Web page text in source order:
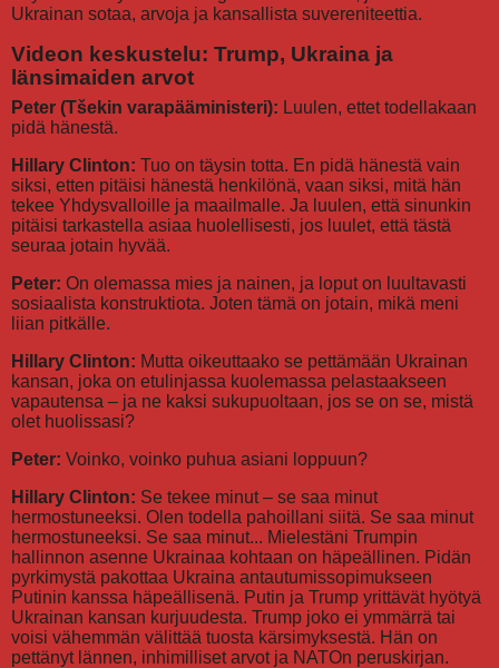
Ukrainan sotaa, arvoja ja kansallista suvereniteettia.
Videon keskustelu: Trump, Ukraina ja
länsimaiden arvot
Peter (Tšekin varapääministeri): Luulen, ettet todellakaan
pidä hänestä.
Hillary Clinton: Tuo on täysin totta. En pidä hänestä vain
siksi, etten pitäisi hänestä henkilönä, vaan siksi, mitä hän
tekee Yhdysvalloille ja maailmalle. Ja luulen, että sinunkin
pitäisi tarkastella asiaa huolellisesti, jos luulet, että tästä
seuraa jotain hyvää.
Peter: On olemassa mies ja nainen, ja loput on luultavasti
sosiaalista konstruktiota. Joten tämä on jotain, mikä meni
liian pitkälle.
Hillary Clinton: Mutta oikeuttaako se pettämään Ukrainan
kansan, joka on etulinjassa kuolemassa pelastaakseen
vapautensa – ja ne kaksi sukupuoltaan, jos se on se, mistä
olet huolissasi?
Peter: Voinko, voinko puhua asiani loppuun?
Hillary Clinton: Se tekee minut – se saa minut
hermostuneeksi. Olen todella pahoillani siitä. Se saa minut
hermostuneeksi. Se saa minut... Mielestäni Trumpin
hallinnon asenne Ukrainaa kohtaan on häpeällinen. Pidän
pyrkimystä pakottaa Ukraina antautumissopimukseen
Putinin kanssa häpeällisenä. Putin ja Trump yrittävät hyötyä
Ukrainan kansan kurjuudesta. Trump joko ei ymmärrä tai
voisi vähemmän välittää tuosta kärsimyksestä. Hän on
pettänyt lännen, inhimilliset arvot ja NATOn peruskirjan.